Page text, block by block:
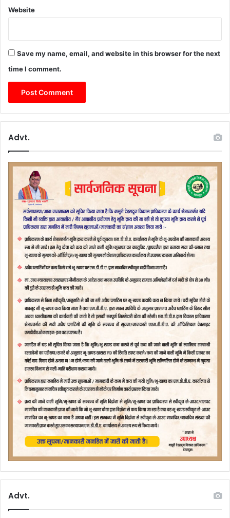
ज
ने
के
नि
Website
Save my name, email, and website in this browser for the next
time I comment.
Advt.
Advt.